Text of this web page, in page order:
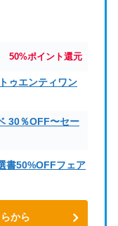
50%ポイント還元
ゥエンティワン
30％OFF〜セー
書50%OFFフェア
から